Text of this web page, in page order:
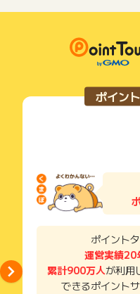
※電話番号の入力間違いが
いがないかご注意ください
※ポイントに関するお問い
お問い合わせをした場合
ざいます。
い物を複数回ご利用された
て一度でも同サービス・
ご利用前には、Cookieの
サービス・お買い物利用
法がある場合、必ずサイ
了などのメールは、ポイ
獲得待ち・獲得失敗の状
メールを送っていただく
そのため、紛失・破棄さ
ご注意ください。
(※) SafariやChromeなど
条件を達成しているかど
っているため、広告主は
そのため、ポイントタウ
広告主様に直接行わない
初月880円！2ヶ月目以
最安級の料金プランです。
③ 端末代は実質無料！
割引で端末代金が相殺さ
⑤ データ容量は無制限！
月間データ量の制限がな
⑥ 乗り換えサポート充実！
他社からのお乗り換えで
⑦ 安心サポートで長く快
トラブル時も安心のサポ
ポイン
ポイント
運営実績20
累計900万人が利用
できるポイント